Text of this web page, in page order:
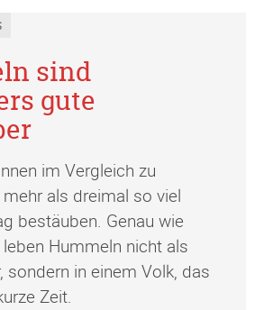
sind
gute
im Vergleich zu
als dreimal so viel
bestäuben. Genau wie
Hummeln nicht als
sondern in einem Volk, das
Zeit.